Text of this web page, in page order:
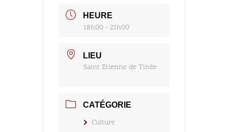
HEURE
18h00 - 21h00
LIEU
Saint Etienne de Tinée
CATÉGORIE
Culture